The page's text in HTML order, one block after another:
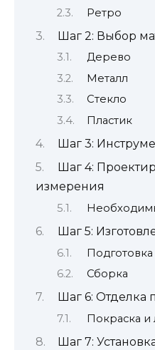
Ретро
Шаг 2: Выбор
Дерево
Металл
Стекло
Пластик
Шаг 3:
Шаг 4:
измерения
Шаг 5:
Сборка
Шаг 6: Отделка
Покраска и
Шаг 7: